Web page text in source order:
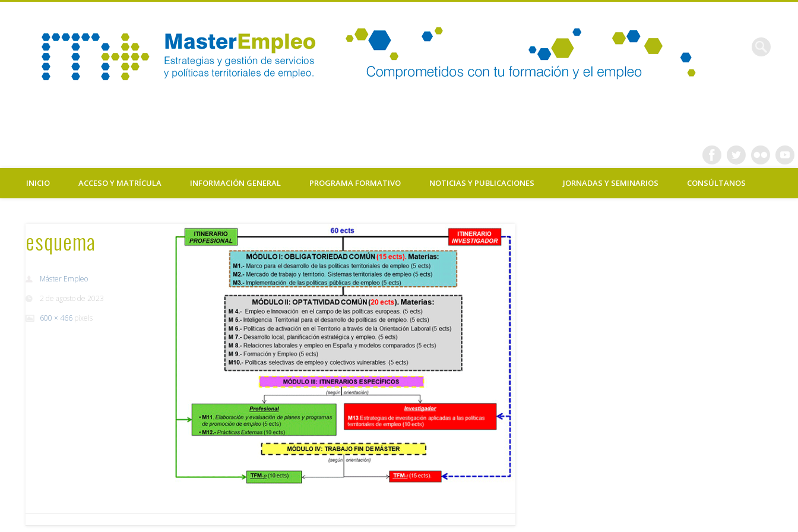
Máster
Comprometidos con tu formación y el empleo
INICIO ACCESO Y MATRÍCULA INFORMACIÓN GENERAL PROGRAMA FORMATIVO NOTICIAS Y PUBLICACIONES JORNADAS Y SEMINARIOS CONSÚLTANOS
esquema
Máster Empleo
2 de agosto de 2023
600 × 466 pixels